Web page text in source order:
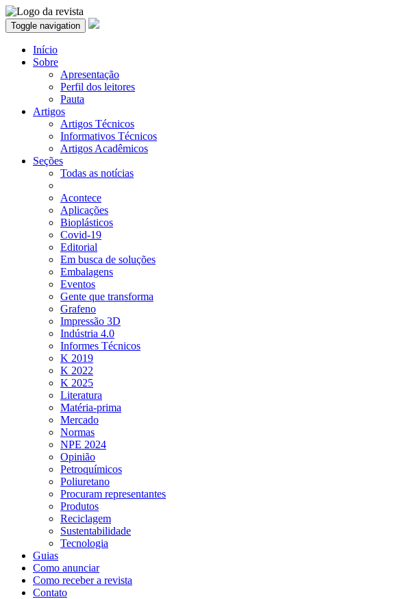
Toggle navigation
Início
Sobre
Apresentação
Perfil dos leitores
Pauta
Artigos
Artigos Técnicos
Informativos Técnicos
Artigos Acadêmicos
Seções
Todas as notícias
Acontece
Aplicações
Bioplásticos
Covid-19
Editorial
Em busca de soluções
Embalagens
Eventos
Gente que transforma
Grafeno
Impressão 3D
Indústria 4.0
Informes Técnicos
K 2019
K 2022
K 2025
Literatura
Matéria-prima
Mercado
Normas
NPE 2024
Opinião
Petroquímicos
Poliuretano
Procuram representantes
Produtos
Reciclagem
Sustentabilidade
Tecnologia
Guias
Como anunciar
Como receber a revista
Contato